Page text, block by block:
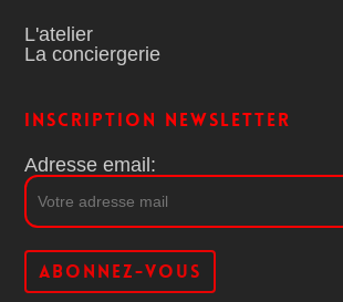
L'atelier
La conciergerie
Inscription Newsletter
Adresse email: